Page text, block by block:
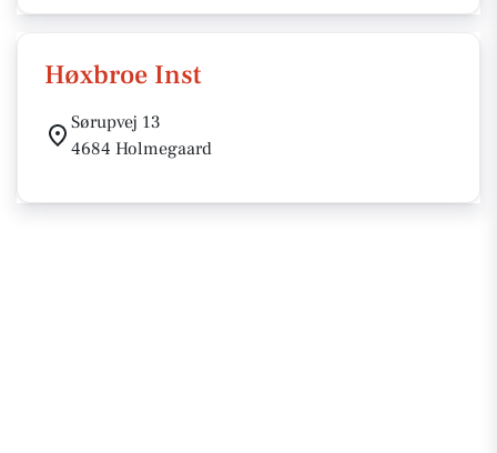
Høxbroe Inst
Sørupvej 13
4684 Holmegaard